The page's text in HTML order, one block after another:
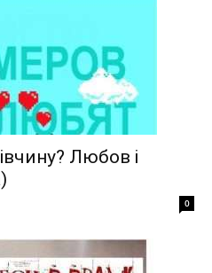
Любов і
0